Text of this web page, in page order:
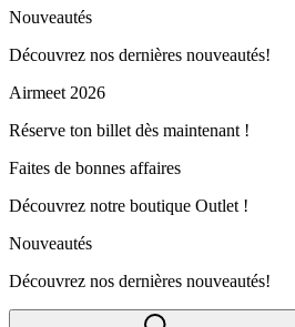
Nouveautés
Découvrez nos dernières nouveautés!
Airmeet 2026
Réserve ton billet dès maintenant !
Faites de bonnes affaires
Découvrez notre boutique Outlet !
Nouveautés
Découvrez nos dernières nouveautés!